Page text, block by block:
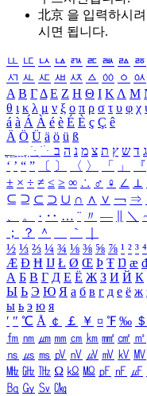
北京 을 입력하시
시면 됩니다.
ㅥ ㅦ ㅧ ㅨ ㅩ ㅪ ㅫ ㅬ ㅭ
ㅺ ㅻ ㅼ ㅽ ㅾ ㅿ ㆀ ㆁ ㆂ
Α Β ΓΔ Ε Ζ Η Θ Ι ΚΛ Μ
θ ι κ λ μ ν ξ ο π ρ σ τ υ φ χ
á à Á À é è É È ç Ç ê
Ä Ö Ü ä ö ü ß
ִֶֹ ֻּ ׁׂ ג ד ש ץ ת צ מ נ ה ב
‘ ’ “ ” 〔 〕 〈 〉 「 」 『
± × ÷ ≠ ≤ ≥ ∞ ∴ ♂ ♀ ∠ ⊥
⊆ ⊇ ⊂ ⊃ ∪ ∩ ∧ ∨ ￢ ⇒
、
。 · ‥ … ¨ 〃 ― ＼
；
？ ＾ ｀
½ ⅓ ⅔ ¼ ¾ ⅛ ⅜ ⅝ ⅞ ¹ ² ³ ⁴
Æ Ð Ħ Ĳ Ł Ø Œ Þ Ŧ Ŋ æ đ
А Б В Г Д Е Ё Ж З И Й К
Ы Ь Э Ю Я а б в г д е ё ж
ы ь э ю я
′ ″ ℃ Å ￠ ￡ ￥ ¤ ℉ ‰ ＄
㎙ ㎚ ㎛ ㎜ ㎝ ㎞ ㎟ ㎠ ㎡
㎱ ㎲ ㎳ ㎴ ㎵ ㎶ ㎷ ㎸ ㎹
㎒ ㎓ ㎔ Ω ㏀ ㏁ ㎊ ㎋ ㎌
㏃ ㏉ ㏜ ㏆